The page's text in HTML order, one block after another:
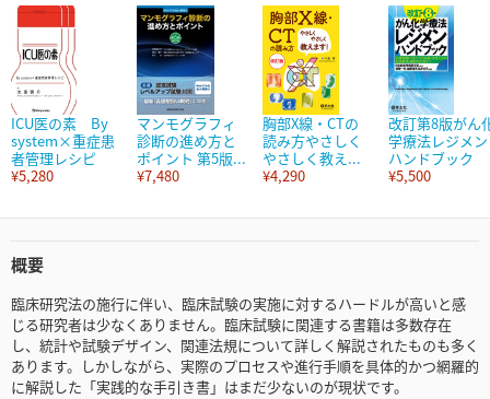
ICU医の素 By
system×重症患
者管理レシピ
¥5,280
マンモグラフィ
診断の進め方と
ポイント 第5版...
¥7,480
胸部X線・CTの
読み方やさしく
やさしく教え...
¥4,290
改訂第8版がん
学療法レジメン
ハンドブック
¥5,500
概要
臨床研究法の施行に伴い、臨床試験の実施に対するハードルが高いと感
じる研究者は少なくありません。臨床試験に関連する書籍は多数存在
し、統計や試験デザイン、関連法規について詳しく解説されたものも多く
あります。しかしながら、実際のプロセスや進行手順を具体的かつ網羅的
に解説した「実践的な手引き書」はまだ少ないのが現状です。